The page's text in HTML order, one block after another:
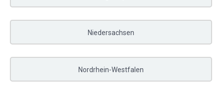
Niedersachsen
Nordrhein-Westfalen